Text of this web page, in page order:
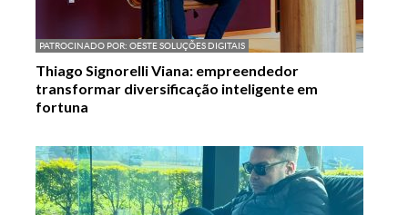
PATROCINADO POR: OESTE SOLUÇÕES DIGITAIS
Thiago Signorelli Viana: empreendedor
transformar diversificação inteligente em
fortuna